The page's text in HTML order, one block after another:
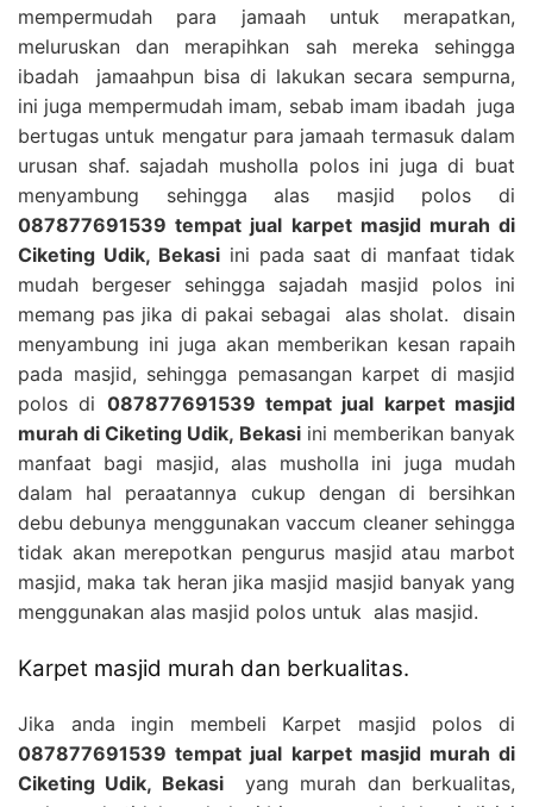
mempermudah para jamaah untuk merapatkan,
meluruskan dan merapihkan sah mereka sehingga
ibadah jamaahpun bisa di lakukan secara sempurna,
ini juga mempermudah imam, sebab imam ibadah juga
bertugas untuk mengatur para jamaah termasuk dalam
urusan shaf. sajadah musholla polos ini juga di buat
menyambung sehingga alas masjid polos di
087877691539 tempat jual karpet masjid murah di
Ciketing Udik, Bekasiini pada saat di manfaat tidak
mudah bergeser sehingga sajadah masjid polos ini
memang pas jika di pakai sebagai alas sholat. disain
menyambung ini juga akan memberikan kesan rapaih
pada masjid, sehingga pemasangan karpet di masjid
polos di 087877691539 tempat jual karpet masjid
murah di Ciketing Udik, Bekasiini memberikan banyak
manfaat bagi masjid, alas musholla ini juga mudah
dalam hal peraatannya cukup dengan di bersihkan
debu debunya menggunakan vaccum cleaner sehingga
tidak akan merepotkan pengurus masjid atau marbot
masjid, maka tak heran jika masjid masjid banyak yang
menggunakan alas masjid polos untuk alas masjid.
Karpet masjid murah dan berkualitas.
Jika anda ingin membeli Karpet masjid polos di
087877691539 tempat jual karpet masjid murah di
Ciketing Udik, Bekasiyang murah dan berkualitas,